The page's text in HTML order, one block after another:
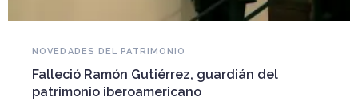
NOVEDADES DEL PATRIMONIO
Falleció Ramón Gutiérrez, guardián del
patrimonio iberoamericano